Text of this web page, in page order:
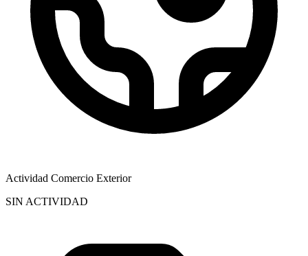
Actividad Comercio Exterior
SIN ACTIVIDAD